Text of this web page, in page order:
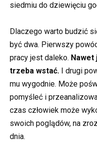
siedmiu do dziewięciu
Dlaczego warto budzić
być dwa. Pierwszy
pracy jest daleko.
trzeba wstać. I drugi
mu wygodnie. Może
pomyśleć i
czas człowiek może
swoich poglądów, na
dnia.